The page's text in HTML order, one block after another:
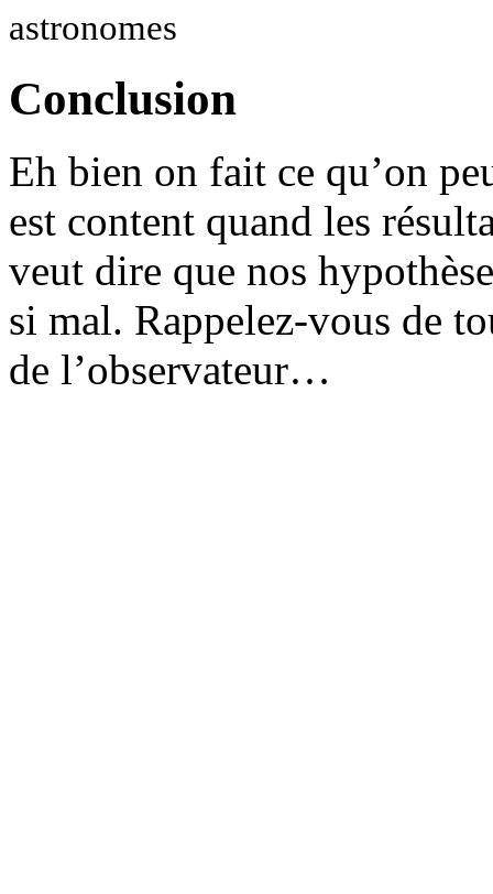
astronomes
Conclusion
Eh bien on fait ce qu’on
est content quand les
veut dire que nos
si mal. Rappelez-vous de
de l’observateur…